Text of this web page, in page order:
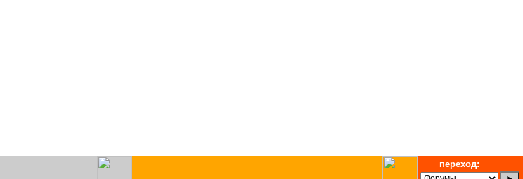
переход: